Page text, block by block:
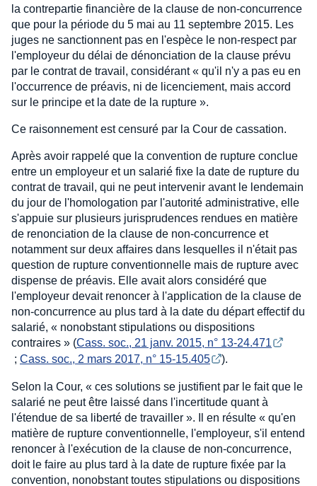
la contrepartie financière de la clause de non-concurrence
que pour la période du 5 mai au 11 septembre 2015. Les
juges ne sanctionnent pas en l'espèce le non-respect par
l'employeur du délai de dénonciation de la clause prévu
par le contrat de travail, considérant « qu'il n'y a pas eu en
l'occurrence de préavis, ni de licenciement, mais accord
sur le principe et la date de la rupture ».
Ce raisonnement est censuré par la Cour de cassation.
Après avoir rappelé que la convention de rupture conclue
entre un employeur et un salarié fixe la date de rupture du
contrat de travail, qui ne peut intervenir avant le lendemain
du jour de l'homologation par l'autorité administrative, elle
s'appuie sur plusieurs jurisprudences rendues en matière
de renonciation de la clause de non-concurrence et
notamment sur deux affaires dans lesquelles il n'était pas
question de rupture conventionnelle mais de rupture avec
dispense de préavis. Elle avait alors considéré que
l'employeur devait renoncer à l'application de la clause de
non-concurrence au plus tard à la date du départ effectif du
salarié, « nonobstant stipulations ou dispositions
contraires » (Cass. soc., 21 janv. 2015, n° 13-24.471
; Cass. soc., 2 mars 2017, n° 15-15.405 ).
Selon la Cour, « ces solutions se justifient par le fait que le
salarié ne peut être laissé dans l'incertitude quant à
l'étendue de sa liberté de travailler ». Il en résulte « qu'en
matière de rupture conventionnelle, l'employeur, s'il entend
renoncer à l'exécution de la clause de non-concurrence,
doit le faire au plus tard à la date de rupture fixée par la
convention, nonobstant toutes stipulations ou dispositions